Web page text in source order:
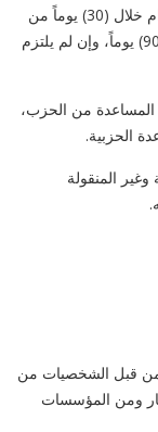
يخضع الى عقوبة الانذار رسمياً، وإن لم يباشر بالدوام خلال (30) يوماً من
تأريخ الإنذار سوف يخضع الى عقوبة التجميد لمدة (90) يوماً، وإن لم يلتزم
المساعدة من الحزب،
الحزبية.
المنقولة
من قبل الشخصيات من
ومن المؤسسات